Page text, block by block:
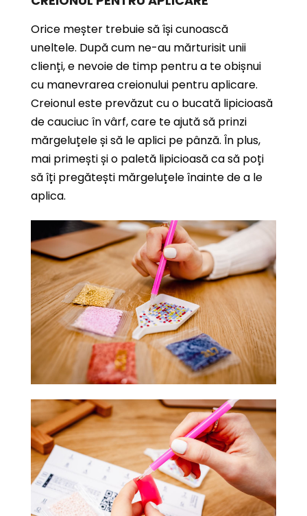
Orice meșter trebuie să își cunoască
uneltele. După cum ne-au mărturisit unii
clienți, e nevoie de timp pentru a te obișnui
cu manevrarea creionului pentru aplicare.
Creionul este prevăzut cu o bucată lipicioasă
de cauciuc în vârf, care te ajută să prinzi
mărgeluțele și să le aplici pe pânză. În plus,
mai primești și o paletă lipicioasă ca să poți
să îți pregătești mărgeluțele înainte de a le
aplica.